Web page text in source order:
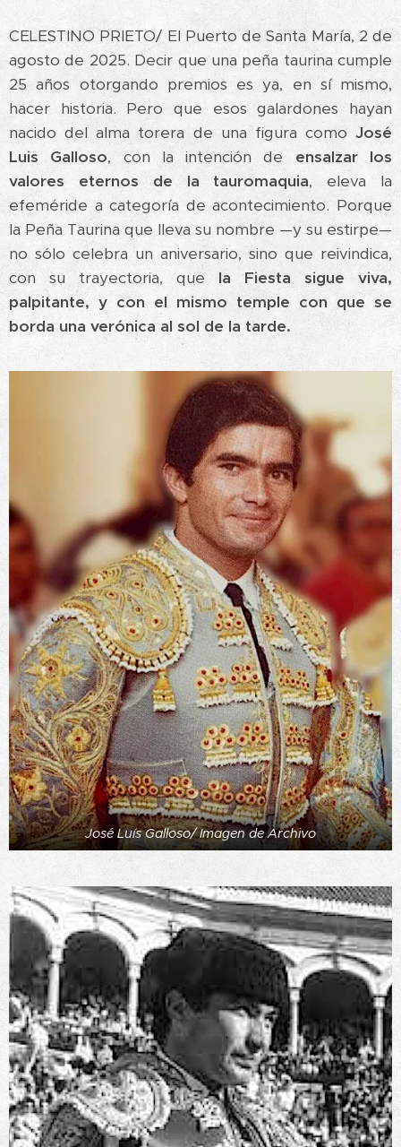
CELESTINO PRIETO/ El Puerto de Santa María, 2 de
agosto de 2025. Decir que una peña taurina cumple
25 años otorgando premios es ya, en sí mismo,
hacer historia. Pero que esos galardones hayan
nacido del alma torera de una figura como José
Luis Galloso, con la intención de ensalzar los
valores eternos de la tauromaquia, eleva la
efeméride a categoría de acontecimiento. Porque
la Peña Taurina que lleva su nombre —y su estirpe—
no sólo celebra un aniversario, sino que reivindica,
con su trayectoria, que la Fiesta sigue viva,
palpitante, y con el mismo temple con que se
borda una verónica al sol de la tarde.
José Luís Galloso/ Imagen de Archivo